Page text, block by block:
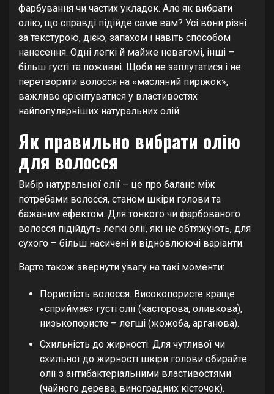
фарбування чи частих укладок. Але як вибрати
олію, що справді підійде саме вам? Усі вони різні
за текстурою, дією, запахом і навіть способом
нанесення. Одні легкі й майже невагомі, інші –
більш густі та поживні. Щоби не заплутатися і не
перетворити волосся на «масляний пиріжок»,
важливо орієнтуватися у властивостях
найпопулярніших натуральних олій.
Як правильно вибрати олію
для волосся
Вибір натуральної олії – це про баланс між
потребами волосся, станом шкіри голови та
бажаним ефектом. Для тонкого чи фарбованого
волосся підійдуть легкі олії, які не обтяжують, для
сухого – більш насичені й відновлюючі варіанти.
Варто також звернути увагу на такі моменти:
Пористість волосся. Високопористе краще
«сприймає» густі олії (касторова, оливкова),
низькопористе – легші (жожоба, арганова).
Схильність до жирності. Для чутливої чи
схильної до жирності шкіри голови обирайте
олії з антибактеріальними властивостями
(чайного дерева, виноградних кісточок).